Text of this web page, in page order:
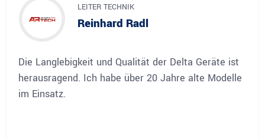
LEITER TECHNIK
Reinhard Radl
Die Langlebigkeit und Qualität der Delta Geräte ist
herausragend. Ich habe über 20 Jahre alte Modelle
im Einsatz.